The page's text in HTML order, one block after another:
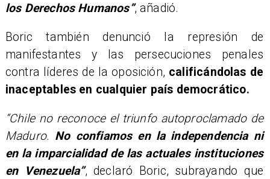
los Derechos Humanos”, añadió.
Boric también denunció la represión de
manifestantes y las persecuciones penales
contra líderes de la oposición, calificándolas de
inaceptables en cualquier país democrático.
“Chile no reconoce el triunfo autoproclamado de
Maduro. No confiamos en la independencia ni
en la imparcialidad de las actuales instituciones
en Venezuela”, declaró Boric, subrayando que